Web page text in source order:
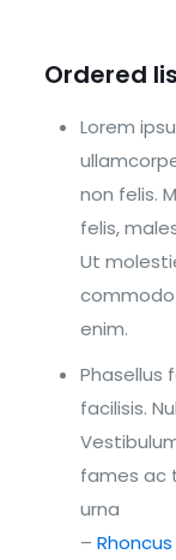
Ordered
Lorem
non felis.
felis,
Ut
enim.
Phasellus
facilisis.
fames ac
urna
–